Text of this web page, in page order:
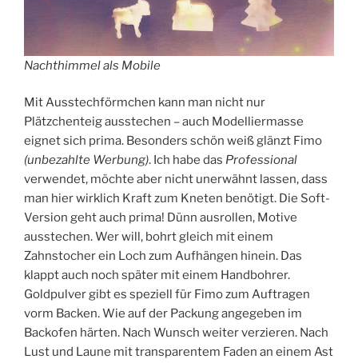
Nachthimmel als Mobile
Mit Ausstechförmchen kann man nicht nur
Plätzchenteig ausstechen – auch Modelliermasse
eignet sich prima. Besonders schön weiß glänzt Fimo
(unbezahlte Werbung). Ich habe das Professional
verwendet, möchte aber nicht unerwähnt lassen, dass
man hier wirklich Kraft zum Kneten benötigt. Die Soft-
Version geht auch prima! Dünn ausrollen, Motive
ausstechen. Wer will, bohrt gleich mit einem
Zahnstocher ein Loch zum Aufhängen hinein. Das
klappt auch noch später mit einem Handbohrer.
Goldpulver gibt es speziell für Fimo zum Auftragen
vorm Backen. Wie auf der Packung angegeben im
Backofen härten. Nach Wunsch weiter verzieren. Nach
Lust und Laune mit transparentem Faden an einem Ast